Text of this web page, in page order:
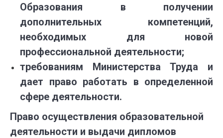
Образования в получении
дополнительных компетенций,
необходимых для новой
профессиональной деятельности;
требованиям Министерства Труда и
дает право работать в определенной
сфере деятельности.
Право осуществления образовательной
деятельности и выдачи дипломов